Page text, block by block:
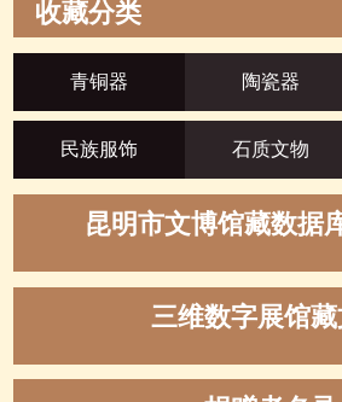
收藏分类
青铜器 陶瓷器
民族服饰 石质文物
昆明市文博馆藏数据
三维数字展馆